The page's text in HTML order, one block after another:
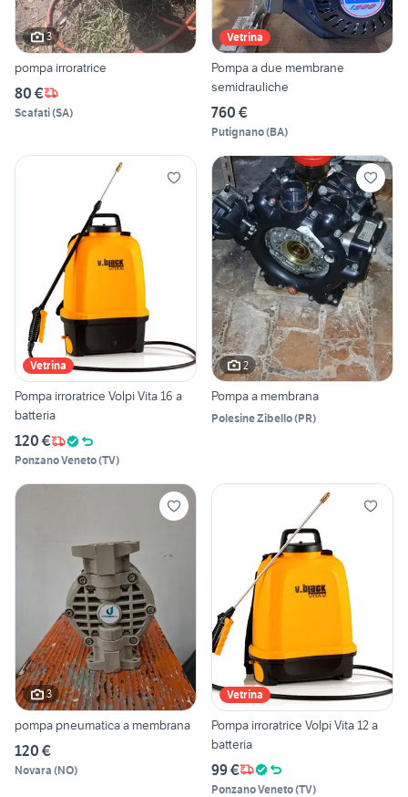
3
pompa irroratrice
80 €
Scafati(SA)
Vetrina
Pompa a due membrane
semidrauliche
760 €
Putignano(BA)
Vetrina
Pompa irroratrice Volpi Vita 16 a
batteria
120 €
Ponzano Veneto(TV)
2
Pompa a membrana
Polesine Zibello(PR)
3
pompa pneumatica a membrana
120 €
Novara (NO)
Vetrina
Pompa irroratrice Volpi Vita 12 a
batteria
99 €
Ponzano Veneto(TV)